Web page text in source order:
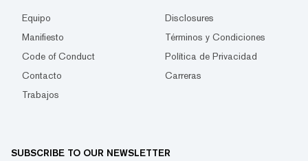
Equipo
Disclosures
Manifiesto
Términos y Condiciones
Code of Conduct
Política de Privacidad
Contacto
Carreras
Trabajos
SUBSCRIBE TO OUR NEWSLETTER